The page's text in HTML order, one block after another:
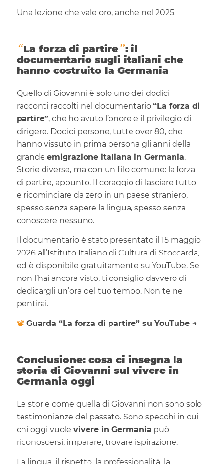
Una lezione che vale oro, anche nel 2025.
“La forza di partire”: il
documentario sugli italiani che
hanno costruito la Germania
Quello di Giovanni è solo uno dei dodici
racconti raccolti nel documentario “La forza di
partire”, che ho avuto l’onore e il privilegio di
dirigere. Dodici persone, tutte over 80, che
hanno vissuto in prima persona gli anni della
grande emigrazione italiana in Germania.
Storie diverse, ma con un filo comune: la forza
di partire, appunto. Il coraggio di lasciare tutto
e ricominciare da zero in un paese straniero,
spesso senza sapere la lingua, spesso senza
conoscere nessuno.
Il documentario è stato presentato il 15 maggio
2026 all’Istituto Italiano di Cultura di Stoccarda,
ed è disponibile gratuitamente su YouTube. Se
non l’hai ancora visto, ti consiglio davvero di
dedicargli un’ora del tuo tempo. Non te ne
pentirai.
📽️ Guarda “La forza di partire” su YouTube →
Conclusione: cosa ci insegna la
storia di Giovanni sul vivere in
Germania oggi
Le storie come quella di Giovanni non sono solo
testimonianze del passato. Sono specchi in cui
chi oggi vuole vivere in Germania può
riconoscersi, imparare, trovare ispirazione.
La lingua, il rispetto, la professionalità, la